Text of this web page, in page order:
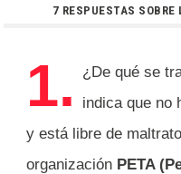
7 RESPUESTAS SOBRE
1. ¿De qué se
indica que no
y está libre de
organización PETA